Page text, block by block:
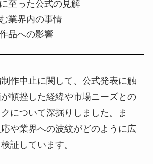
至った公式の見解
業界内の事情
品への影響
作中止に関して、公式発表に触
頓挫した経緯や市場ニーズとの
について深掘りしました。ま
や業界への波紋がどのように広
証しています。